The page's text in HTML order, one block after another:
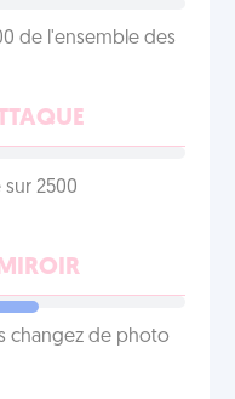
de l'ensemble des
2500
changez de photo